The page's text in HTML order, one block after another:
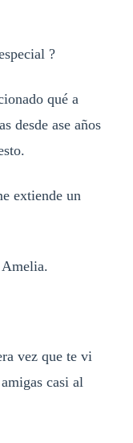
?
qué a
desde ase años
extiende un
vez que te vi
casi al